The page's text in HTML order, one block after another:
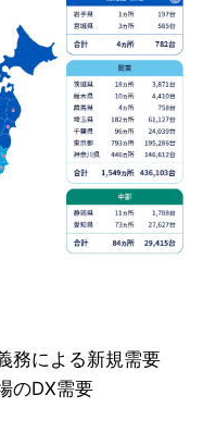
務による新規需要
のDX需要